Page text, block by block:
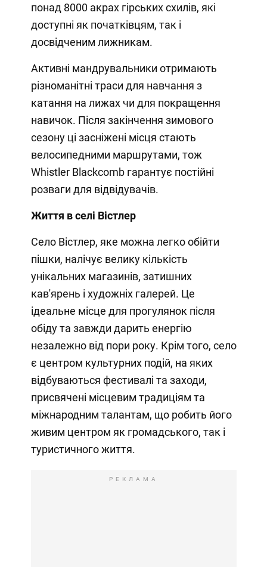
понад 8000 акрах гірських схилів, які
доступні як початківцям, так і
досвідченим лижникам.
Активні мандрувальники отримають
різноманітні траси для навчання з
катання на лижах чи для покращення
навичок. Після закінчення зимового
сезону ці засніжені місця стають
велосипедними маршрутами, тож
Whistler Blackcomb гарантує постійні
розваги для відвідувачів.
Життя в селі Вістлер
Село Вістлер, яке можна легко обійти
пішки, налічує велику кількість
унікальних магазинів, затишних
кав'ярень і художніх галерей. Це
ідеальне місце для прогулянок після
обіду та завжди дарить енергію
незалежно від пори року. Крім того, село
є центром культурних подій, на яких
відбуваються фестивалі та заходи,
присвячені місцевим традиціям та
міжнародним талантам, що робить його
живим центром як громадського, так і
туристичного життя.
РЕКЛАМА